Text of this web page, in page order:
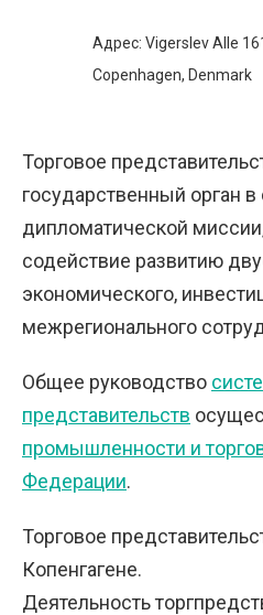
Адрес: Vigerslev Alle
Copenhagen, Denmark
Торговое
государственный орган
дипломатической
содействие развитию
экономического,
межрегионального
Общее руководство
представительств
промышленности и
Федерации.
Торговое
Копенгагене.
Деятельность